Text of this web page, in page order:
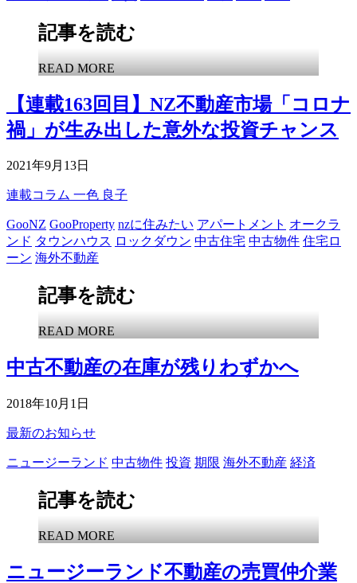
記事を読む
READ MORE
【連載163回目】NZ不動産市場「コロナ
禍」が生み出した意外な投資チャンス
2021年9月13日
連載コラム 一色 良子
GooNZ GooProperty nzに住みたい アパートメント オークラ
ンド タウンハウス ロックダウン 中古住宅 中古物件 住宅ロ
ーン 海外不動産
記事を読む
READ MORE
中古不動産の在庫が残りわずかへ
2018年10月1日
最新のお知らせ
ニュージーランド 中古物件 投資 期限 海外不動産 経済
記事を読む
READ MORE
ニュージーランド不動産の売買仲介業